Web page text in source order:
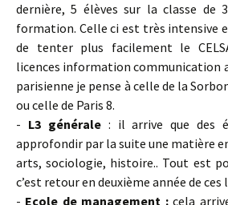
dernière, 5 élèves sur la classe de
formation. Celle ci est très intensive
de tenter plus facilement le
licences information communication
parisienne je pense à celle de la
ou celle de Paris 8.
- L3 générale: il arrive que des
approfondir par la suite une matière
arts, sociologie, histoire.. Tout est
c’est retour en deuxième année de ces
- Ecole de management : cela